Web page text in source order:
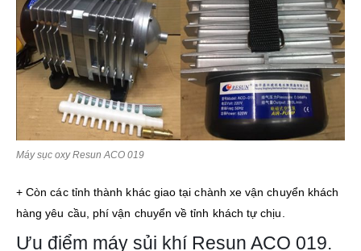
Máy sục oxy Resun ACO 019
+ Còn các tỉnh thành khác giao tại chành xe vận chuyển khách
hàng yêu cầu, phí vận chuyển về tỉnh khách tự chịu.
Ưu điểm máy sủi khí Resun ACO 019.